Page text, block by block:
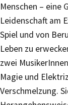
Menschen – eine
Leidenschaft am
Spiel und von
Leben zu
zwei
Magie und
Verschmelzung.